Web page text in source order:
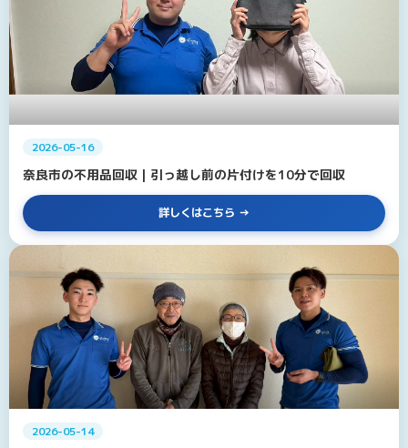
2026-05-16
奈良市の不用品回収｜引っ越し前の片付けを10分で回収
詳しくはこちら
2026-05-14